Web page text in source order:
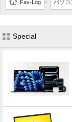
Fav-Log > パソコ
Special